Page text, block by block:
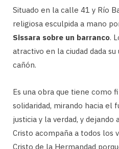
Situado en la calle 41 y Río
religiosa esculpida a mano
Sissara sobre un barranco.
atractivo en la ciudad dada
cañón.
Es una obra que tiene como
solidaridad, mirando hacia el
justicia y la verdad, y
Cristo acompaña a todos los
Cristo de la Hermandad